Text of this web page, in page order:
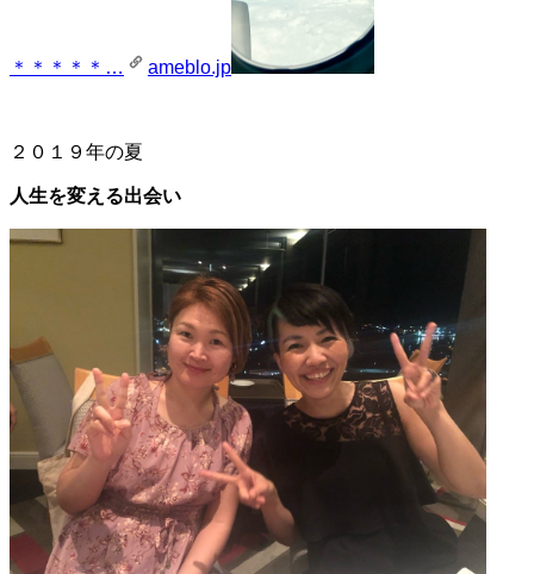
＊＊＊＊＊… ameblo.jp
２０１９年の夏
人生を変える出会い